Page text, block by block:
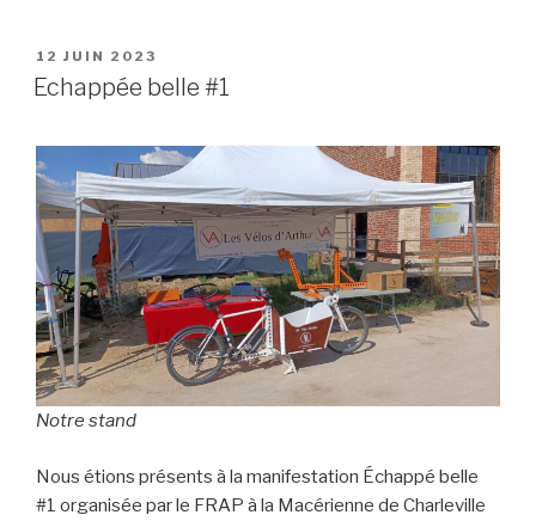
PUBLIÉ
LE
12 JUIN 2023
Echappée belle #1
Notre stand
Nous étions présents à la manifestation Échappé belle
#1 organisée par le FRAP à la Macérienne de Charleville